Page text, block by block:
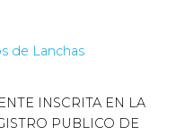
de Lanchas
INSCRITA EN LA
PUBLICO DE